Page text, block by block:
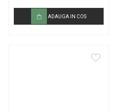
ADAUGA IN COS